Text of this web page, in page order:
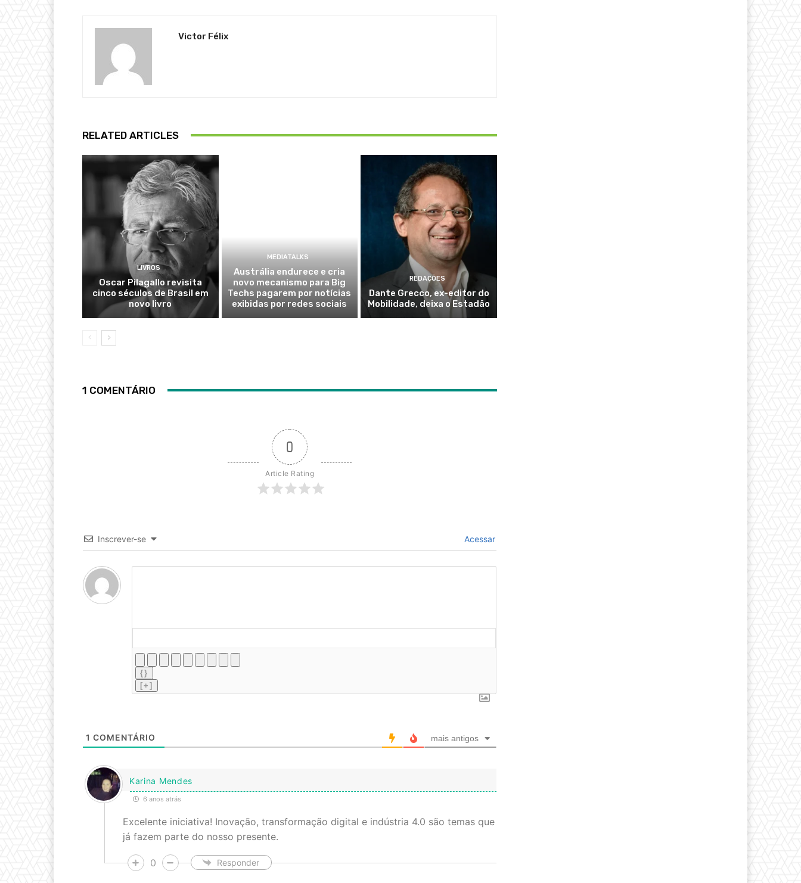
Victor Félix
RELATED ARTICLES
LIVROS
Oscar Pilagallo revisita
cinco séculos de Brasil em
novo livro
MEDIATALKS
Austrália endurece e cria
novo mecanismo para Big
Techs pagarem por notícias
exibidas por redes sociais
REDAÇÕES
Dante Grecco, ex-editor do
Mobilidade, deixa o Estadão
1 COMENTÁRIO
0
Article Rating
Inscrever-se Acessar
{}
[+]
1 COMENTÁRIO mais antigos
Karina Mendes
6 anos atrás
Excelente iniciativa! Inovação, transformação digital e indústria 4.0 são temas que
já fazem parte do nosso presente.
0 Responder